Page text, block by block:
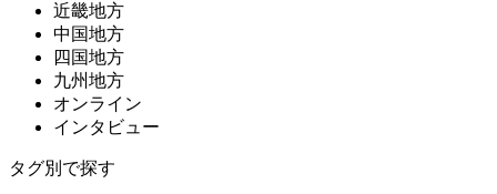
近畿地方
中国地方
四国地方
九州地方
オンライン
インタビュー
タグ別で探す